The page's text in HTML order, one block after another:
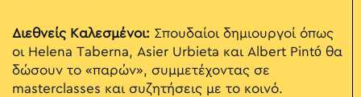
Διεθνείς Καλεσμένοι: Σπουδαίοι δημιουργοί όπως
οι Helena Taberna, Asier Urbieta και Albert Pintó θα
δώσουν το «παρών», συμμετέχοντας σε
masterclasses και συζητήσεις με το κοινό.